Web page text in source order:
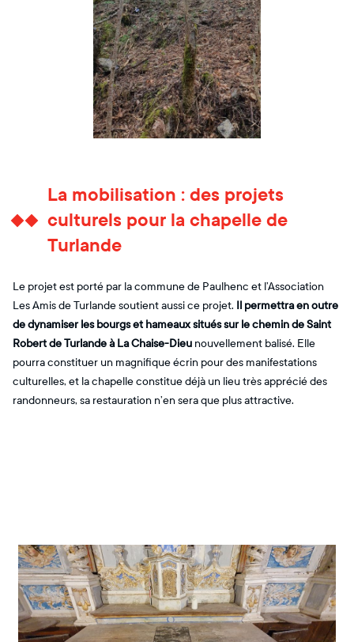
La mobilisation : des projets
culturels pour la chapelle de
Turlande
Le projet est porté par la commune de Paulhenc et l’Association
Les Amis de Turlande soutient aussi ce projet. Il permettra en outre
de dynamiser les bourgs et hameaux situés sur le chemin de Saint
Robert de Turlande à La Chaise-Dieu nouvellement balisé. Elle
pourra constituer un magnifique écrin pour des manifestations
culturelles, et la chapelle constitue déjà un lieu très apprécié des
randonneurs, sa restauration n’en sera que plus attractive.